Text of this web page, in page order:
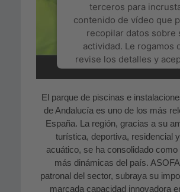
terceros para
contenido de vídeo que
recopilar datos sobre
actividad. Le rogamos
revise los detalles y
servicio para ver este
Más información
Aceptar
Powered by
Consent Management
El parque de piscinas e
de Andalucía es uno de los más
España. La región, gracias a su
turística, deportiva, residencial
acuático, se ha consolidado como
más dinámicas del país.
patronal del sector, subraya su
marcada capacidad innovadora